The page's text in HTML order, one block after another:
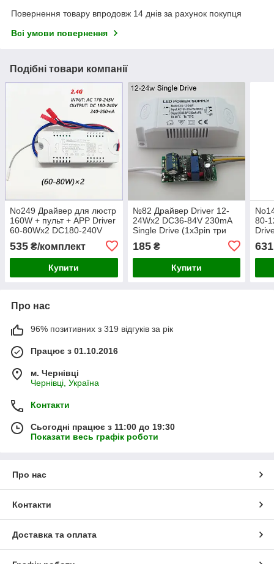
Повернення товару впродовж 14 днів за рахунок покупця
Всі умови повернення
Подібні товари компанії
No249 Драйвер для люстр
160W + пульт + APP Driver
60-80Wx2 DC180-240V
535 ₴/комплект
Купити
№82 Драйвер Driver 12-
24Wx2 DC36-84V 230mA
Single Drive (1x3pin три
185₴
Купити
80-
631
Про нас
96% позитивних з 319 відгуків за рік
Працює з 01.10.2016
м. Чернівці
Чернівці, Україна
Контакти
Сьогодні працює з 11:00 до 19:30
Показати весь графік роботи
Про нас
Контакти
Доставка та оплата